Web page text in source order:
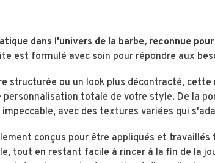
dans l'univers de la barbe, reconnue
est formulé avec soin pour répondre aux
structurée ou un look plus décontracté,
totale de votre style. De la
avec des textures variées qui
conçus pour être appliqués et
tout en restant facile à rincer à la fin de la